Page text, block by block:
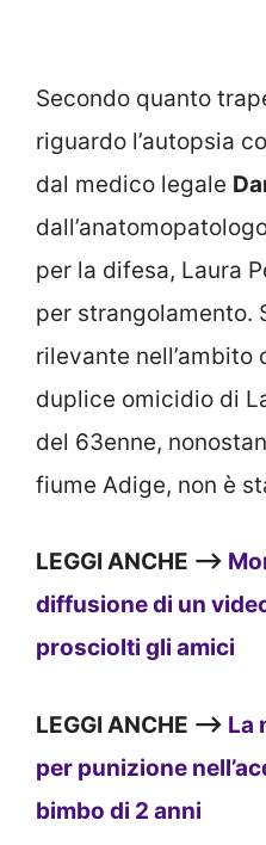
Secondo quanto
riguardo l’autopsia
dal medico legale
per la difesa, Laura
per strangolamento.
rilevante nell’ambito
duplice omicidio di
del 63enne,
fiume Adige, non è
LEGGI ANCHE —>
diffusione di un
prosciolti gli amici
LEGGI ANCHE —> La
per punizione
bimbo di 2 anni